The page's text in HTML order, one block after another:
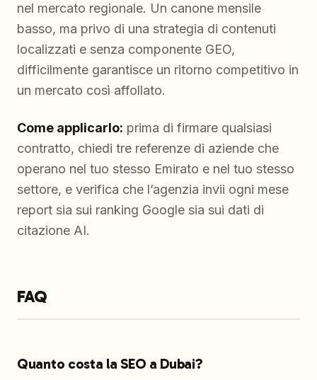
nel mercato regionale. Un canone mensile
basso, ma privo di una strategia di contenuti
localizzati e senza componente GEO,
difficilmente garantisce un ritorno competitivo in
un mercato così affollato.
Come applicarlo: prima di firmare qualsiasi
contratto, chiedi tre referenze di aziende che
operano nel tuo stesso Emirato e nel tuo stesso
settore, e verifica che l’agenzia invii ogni mese
report sia sui ranking Google sia sui dati di
citazione AI.
FAQ
Quanto costa la SEO a Dubai?